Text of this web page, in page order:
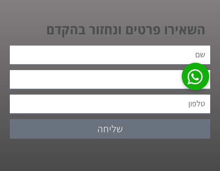
השאירו פרטים ונחזור בהקדם
שליחה